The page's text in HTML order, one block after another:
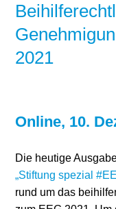
2021
Online, 10.
Die heutige
„Stiftung spezial
rund um das